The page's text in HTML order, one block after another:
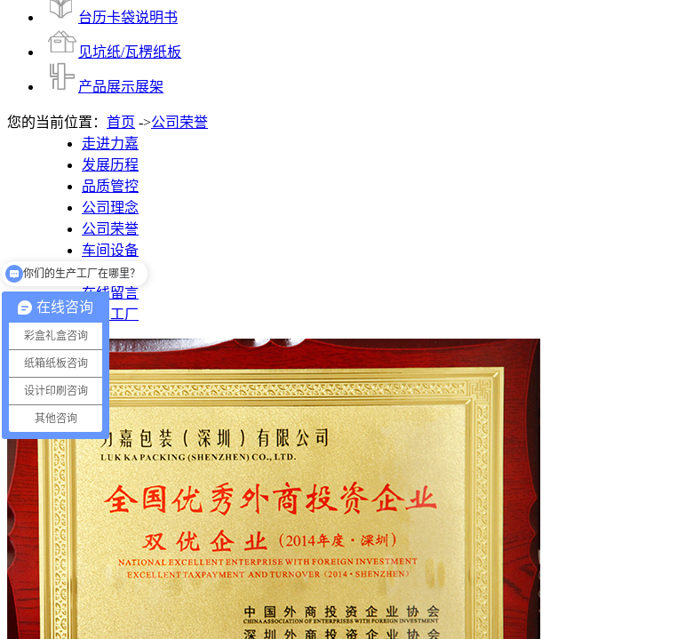
台历卡袋说明书
见坑纸/瓦楞纸板
产品展示展架
您的当前位置： 首页 ->公司荣誉
走进力嘉
发展历程
品质管控
公司理念
公司荣誉
车间设备
联系力嘉
在线留言
越南工厂
在线咨询
彩盒礼盒咨询
纸箱纸板咨询
设计印刷咨询
其他咨询
你们有提供设计吗？
你们的生产工厂在哪里？